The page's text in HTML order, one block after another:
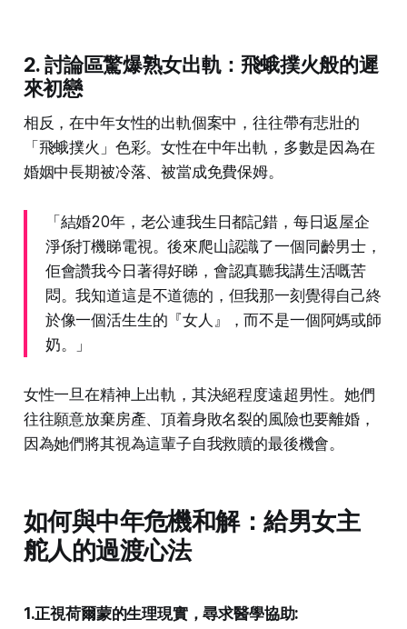
2. 討論區驚爆熟女出軌：飛蛾撲火般的遲
來初戀
相反，在中年女性的出軌個案中，往往帶有悲壯的
「飛蛾撲火」色彩。女性在中年出軌，多數是因為在
婚姻中長期被冷落、被當成免費保姆。
「結婚20年，老公連我生日都記錯，每日返屋企
淨係打機睇電視。後來爬山認識了一個同齡男士，
佢會讚我今日著得好睇，會認真聽我講生活嘅苦
悶。我知道這是不道德的，但我那一刻覺得自己終
於像一個活生生的『女人』，而不是一個阿媽或師
奶。」
女性一旦在精神上出軌，其決絕程度遠超男性。她們
往往願意放棄房產、頂着身敗名裂的風險也要離婚，
因為她們將其視為這輩子自我救贖的最後機會。
如何與中年危機和解：給男女主
舵人的過渡心法
1.正視荷爾蒙的生理現實，尋求醫學協助: